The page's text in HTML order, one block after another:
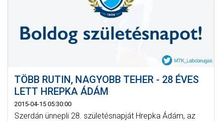
TÖBB RUTIN, NAGYOBB TEHER - 28 ÉVES
LETT HREPKA ÁDÁM
2015-04-15 05:30:00
Szerdán ünnepli 28. születésnapját Hrepka Ádám, az